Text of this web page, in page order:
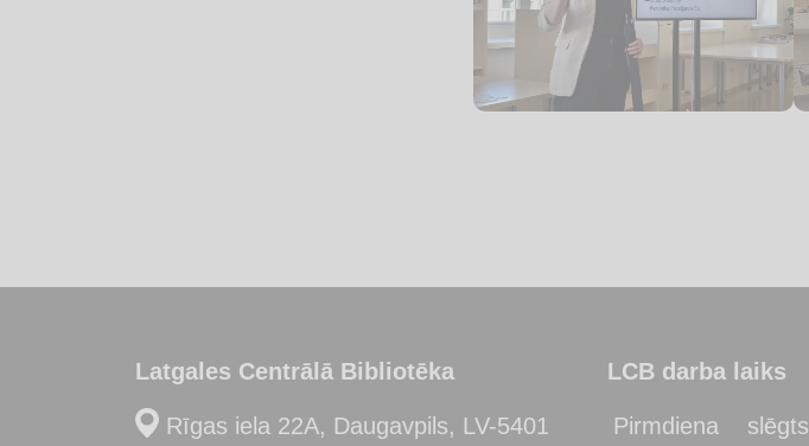
Latgales Centrālā Bibliotēka
Rīgas iela 22A, Daugavpils, LV-5401
LCB darba laiks
Pirmdiena
slēgts